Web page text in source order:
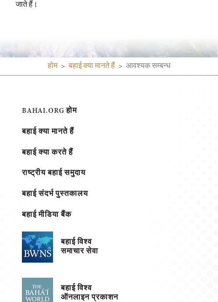
जाते हैं।
होम बहाई क्या मानते हैं आवश्यक सम्बन्ध
BAHAI.ORG होम
बहाई क्या मानते हैं
बहाई क्या करते हैं
राष्ट्रीय बहाई समुदाय
बहाई संदर्भ पुस्तकालय
बहाई मीडिया बैंक
बहाई विश्व
समाचार सेवा
बहाई विश्व
ऑनलाइन प्रकाशन